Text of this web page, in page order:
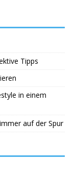
Tipps
in einem
auf der Spur